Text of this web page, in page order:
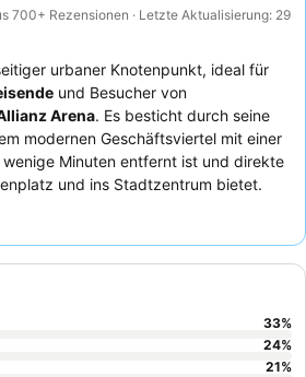
700+ Rezensionen · Letzte Aktualisierung: 29
urbaner Knotenpunkt, ideal für
und Besucher von
Arena. Es besticht durch seine
modernen Geschäftsviertel mit einer
Minuten entfernt ist und direkte
und ins Stadtzentrum bietet.
ist. Die Gäste loben durchweg das
empfiehlt es sich, ein Zimmer
zu buchen, um Lärm von der
33%
24%
21%